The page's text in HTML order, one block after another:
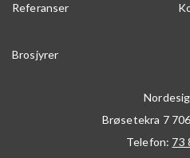
Referanser
Brosjyrer
Brøsetekra 7
Telefon: 73